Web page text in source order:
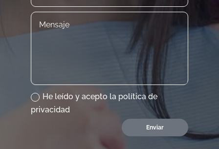
He leído y acepto la política de
privacidad
Enviar